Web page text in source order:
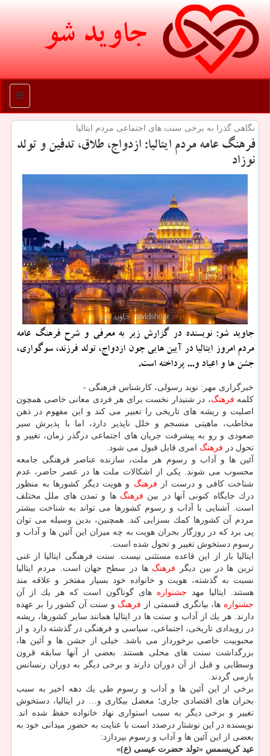
جاوید شو
منو
نگاهی گذرا به برخی سنت های اجتماعی مردم ایتالیا
فرهنگ عامه مردم ایتالیا: ازدواج، طلاق، تدفین و تولد
نوزاد
جاوید شو: نویسنده در گزارش زیر به معرفی و شرح فرهنگ عامه
مردم امروز ایتالیا در آیین هایی چون ازدواج، تولد فرزند، سوگواری،
جشن ها و اعیاد و... پرداخته است.
خبرگزاری مهر: نوید رسولی، كارشناس فرهنگی -
كلمه فرهنگ، در شنیدار نخست برای هر فردی معانی خاصی همچون
اصلیت و ریشه های تاریخی را تعبیر می كند و این مفهوم در ذهن
مخاطب، ماهیتی منسجم و خلل ناپذیر دارد، اما با پذیرش سیر
صعودی و رو به پیشرفت جریان های اجتماعی درگذر زمان، تغییر و
تحول در فرهنگ امری قابل قبول می شود.
آئین ها و آداب و رسوم هر ملت، سازنده عناصر فرهنگی جامعه
محسوب می شوند. یكی از اشكالات ملت ها در عصر حاضر، عدم
شناخت كافی و درست از فرهنگ و هویت دیگر كشورها به منظور
درك جایگاه كنونی آنها در بین فرهنگ ها و تمدن های ملل مختلف
است. آشنایی با آداب و رسوم كشورها می تواند به شناخت بیشتر
مردم آن كشورها كمك بسزایی كند. همچنین، بدین وسیله می توان
پی برد كه در روزگار بحران هویت به چه میزان این آئین ها و آداب و
رسوم دستخوش تغییر و تحول شده است.
ایتالیا باز از این قاعده مستثنی نیست. سنت فرهنگی ایتالیا از غنی
ترین ها در بین دیگر فرهنگ ها در سطح جهان است. مردم ایتالیا
نسبت به گذشته، هویت و خانواده خود بسیار مفتخر و علاقه مند
هستند. ایتالیا مهد جشنواره های گوناگون است كه هر یك از آن
جشنواره ها، بیانگری قسمتی از فرهنگ و سنت آن كشور را بر عهده
دارند. هر یك از آداب و سنت ها در ایتالیا همانند سایر كشورها، ریشه
در رویدادی تاریخی، اجتماعی، سیاسی و فرهنگی در گذشته دارد و از
محبوبیت خاصی برخوردار می باشد. خیلی از جشن ها و آئین ها،
بزرگداشت سنت های محلی هستند. بعضی از آنها سابقه قرون
وسطایی و قبل از آن دوران دارند و برخی دیگر به دوران رنسانس
بازمی گردند.
برخی از این آئین ها و آداب و رسوم طی یك دهه اخیر به سبب
بحران های اقتصادی جاری؛ معضل بیكاری و… در ایتالیا، دستخوش
تغییر و برخی دیگر به سبب استواری نهاد خانواده حفظ شده اند.
نویسنده در این نوشتار درصدد است با عنایت به حضور میدانی خود به
بعضی از این آئین ها و آداب و رسوم بپردازد:
عید كریسمس «تولد حضرت عیسی (ع)»